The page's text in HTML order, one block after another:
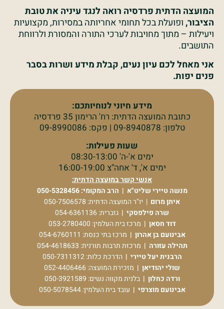
המועצה הדתית פרדסיה רואה לנגד עיניה את טובת
הציבור,ופועלת בכל תחומי אחריותה במסירות, מקצועיות
ויעילות – מתוך מחויבות לערכי התורה והמסורת ולרווחת
התושבים.
אני מאחל לכם עיון נעים, קבלת מידע ושרות בסבר
פנים יפות.
מידע חיוני לנוחיותכם:
כתובת המועצה הדתית: רח' הרימון 35 פרדסיה
טלפון: 09-8940878 | פקס: 09-8990086
שעות פעילות:
ימים א'-ה' 08:30-13:00
ימים א', ד' אחה"צ 16:00-19:00
אנשי קשר במועצה הדתית:
מנשה טיירי שליט"א | הרב המקומי: 050-5328456
איתן מרום | יו"ר המועצה הדתית: 050-7506578
שרה פילפסקי | גזברית:054-6361136
דוד חסאן | מרכז בית העלמין: 053-2780400
אבינועם בן אהרון | מרכז בתי כנסת: 054-6760111
תהילה עזורה | מרכזת תרבות תורנית: 054-4618633
הרבנית יעל טיירי |הדרכת כלות:050-7311312
שולי יהודיאן | מזכירת המועצה:052-4406466
ורדה כחלון |בלנית מקווה נשים: 050-3921589
אבינועם מוצרפי | עובד בית העלמין: 050-5078544